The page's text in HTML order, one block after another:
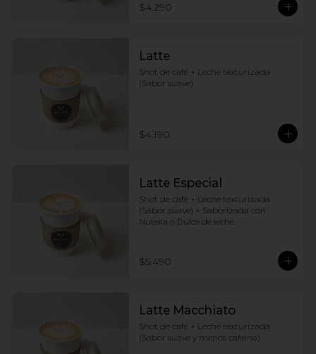
$4.290
Latte
Shot de café + Leche texturizada
(Sabor suave)
$4.190
Latte Especial
Shot de café + Leche texturizada
(Sabor suave) + Saborizada con
Nutella o Dulce de leche
$5.490
Latte Macchiato
Shot de café + Leche texturizada
(Sabor suave y menos cafeina)